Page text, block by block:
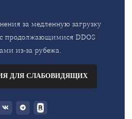
за медленную загрузку
продолжающимися DDOS
из-за рубежа.
ДЛЯ СЛАБОВИДЯЩИХ